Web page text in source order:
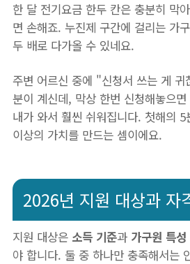
한 달 전기요금 한두 칸은 충분히 막
면 손해죠. 누진제 구간에 걸리는 가
두 배로 다가올 수 있네요.
주변 어르신 중에 "신청서 쓰는 게
분이 계신데, 막상 한번 신청해놓으
내가 와서 훨씬 쉬워집니다. 첫해의
이상의 가치를 만드는 셈이에요.
2026년 지원 대상과 자
지원 대상은 소득 기준과 가구원 특
야 합니다. 둘 중 하나만 충족해서는